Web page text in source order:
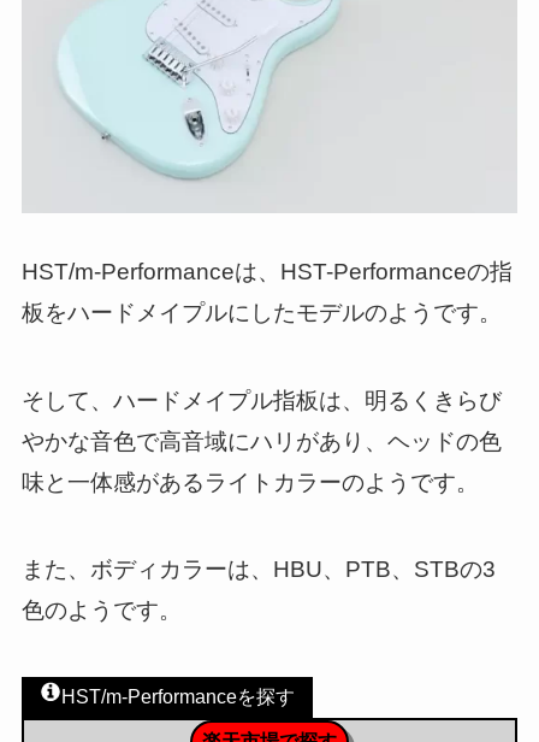
HST/m-Performanceは、HST-Performanceの指
板をハードメイプルにしたモデルのようです。
そして、ハードメイプル指板は、明るくきらび
やかな音色で高音域にハリがあり、ヘッドの色
味と一体感があるライトカラーのようです。
また、ボディカラーは、HBU、PTB、STBの3
色のようです。
HST/m-Performanceを探す